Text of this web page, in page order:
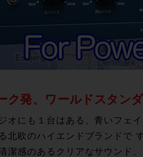
ク発、ワールドスタン
オにも１台はある、青いフェ
北欧のハイエンドブランドで
潔感のあるクリアなサウンド